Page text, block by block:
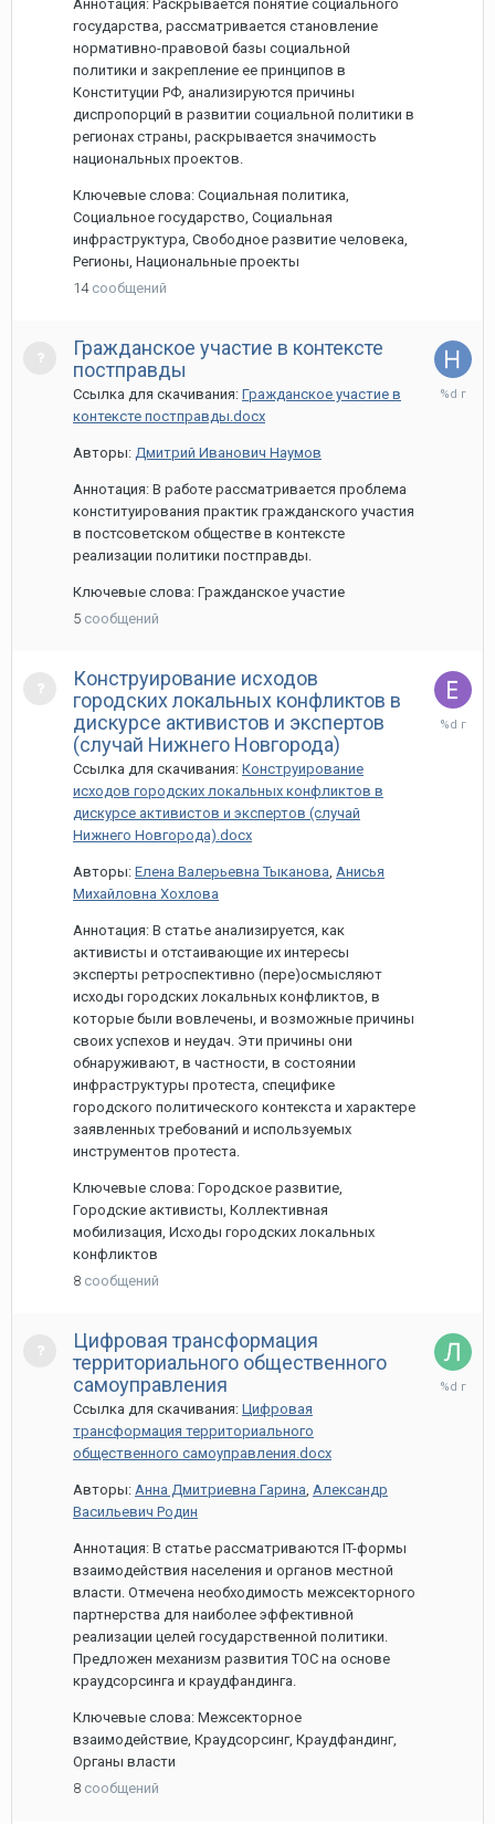
Аннотация: Раскрывается понятие социального
государства, рассматривается становление
нормативно-правовой базы социальной
политики и закрепление ее принципов в
Конституции РФ, анализируются причины
диспропорций в развитии социальной политики в
регионах страны, раскрывается значимость
национальных проектов.
Ключевые слова: Социальная политика,
Социальное государство, Социальная
инфраструктура, Свободное развитие человека,
Регионы, Национальные проекты
14 сообщений
Гражданское участие в контексте
постправды
Ссылка для скачивания: Гражданское участие в
контексте постправды.docx
Авторы: Дмитрий Иванович Наумов
Аннотация: В работе рассматривается проблема
конституирования практик гражданского участия
в постсоветском обществе в контексте
реализации политики постправды.
Ключевые слова: Гражданское участие
5 сообщений
9
Конструирование исходов
городских локальных конфликтов в
дискурсе активистов и экспертов
(случай Нижнего Новгорода)
Ссылка для скачивания: Конструирование
исходов городских локальных конфликтов в
дискурсе активистов и экспертов (случай
Нижнего Новгорода).docx
Авторы: Елена Валерьевна Тыканова, Анисья
Михайловна Хохлова
Аннотация: В статье анализируется, как
активисты и отстаивающие их интересы
эксперты ретроспективно (пере)осмысляют
исходы городских локальных конфликтов, в
которые были вовлечены, и возможные причины
своих успехов и неудач. Эти причины они
обнаруживают, в частности, в состоянии
инфраструктуры протеста, специфике
городского политического контекста и характере
заявленных требований и используемых
инструментов протеста.
Ключевые слова: Городское развитие,
Городские активисты, Коллективная
мобилизация, Исходы городских локальных
конфликтов
8 сообщений
27
Цифровая трансформация
территориального общественного
самоуправления
Ссылка для скачивания: Цифровая
трансформация территориального
общественного самоуправления.docx
Авторы: Анна Дмитриевна Гарина, Александр
Васильевич Родин
Аннотация: В статье рассматриваются IT-формы
взаимодействия населения и органов местной
власти. Отмечена необходимость межсекторного
партнерства для наиболее эффективной
реализации целей государственной политики.
Предложен механизм развития ТОС на основе
краудсорсинга и краудфандинга.
Ключевые слова: Межсекторное
взаимодействие, Краудсорсинг, Краудфандинг,
Органы власти
8 сообщений
25